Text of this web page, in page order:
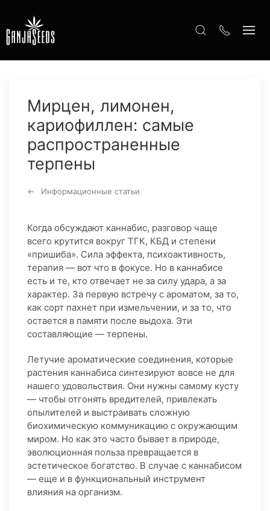
Мирцен, лимонен,
кариофиллен: самые
распространенные
терпены
Информационные статьи
Когда обсуждают каннабис, разговор чаще
всего крутится вокруг ТГК, КБД и степени
«пришиба». Сила эффекта, психоактивность,
терапия — вот что в фокусе. Но в каннабисе
есть и те, кто отвечает не за силу удара, а за
характер. За первую встречу с ароматом, за то,
как сорт пахнет при измельчении, и за то, что
остается в памяти после выдоха. Эти
составляющие — терпены.
Летучие ароматические соединения, которые
растения каннабиса синтезируют вовсе не для
нашего удовольствия. Они нужны самому кусту
— чтобы отгонять вредителей, привлекать
опылителей и выстраивать сложную
биохимическую коммуникацию с окружающим
миром. Но как это часто бывает в природе,
эволюционная польза превращается в
эстетическое богатство. В случае с каннабисом
— еще и в функциональный инструмент
влияния на организм.